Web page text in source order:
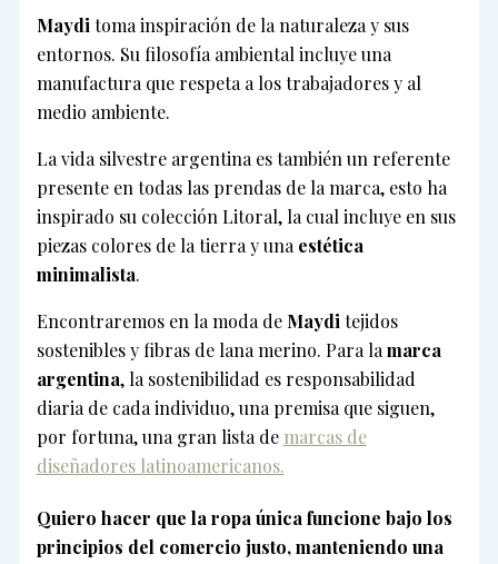
Maydi toma inspiración de la naturaleza y sus
entornos. Su filosofía ambiental incluye una
manufactura que respeta a los trabajadores y al
medio ambiente.
La vida silvestre argentina es también un referente
presente en todas las prendas de la marca, esto ha
inspirado su colección Litoral, la cual incluye en sus
piezas colores de la tierra y una estética
minimalista.
Encontraremos en la moda de Maydi tejidos
sostenibles y fibras de lana merino. Para la marca
argentina, la sostenibilidad es responsabilidad
diaria de cada individuo, una premisa que siguen,
por fortuna, una gran lista de marcas de
diseñadores latinoamericanos.
Quiero hacer que la ropa única funcione bajo los
principios del comercio justo, manteniendo una